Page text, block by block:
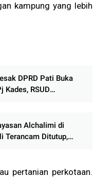
kampung yang lebih
DPRD Pati Buka
Kades, RSUD
Alchalimi di
Terancam Ditutup,
pertanian perkotaan.